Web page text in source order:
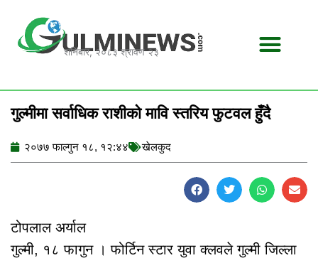
content
शनिबार, २०८३ श्रावण २३
गुल्मीमा सर्वाधिक राशीको मावि स्तरिय फुटवल हुँदै
२०७७ फाल्गुन १८, १२:४४ खेलकुद
टोपलाल अर्याल
गुल्मी, १८ फागुन । फोर्टिन स्टार युवा क्लवले गुल्मी जिल्ला